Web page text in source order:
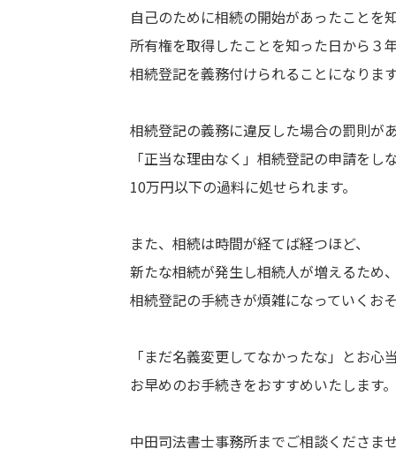
自己のために相続の開始があったことを
所有権を取得したことを知った日から３
相続登記を義務付けられることになりま
相続登記の義務に違反した場合の罰則が
「正当な理由なく」相続登記の申請をし
10万円以下の過料に処せられます。
また、相続は時間が経てば経つほど、
新たな相続が発生し相続人が増えるため
相続登記の手続きが煩雑になっていくお
「まだ名義変更してなかったな」とお心
お早めのお手続きをおすすめいたします。
中田司法書士事務所までご相談くださま